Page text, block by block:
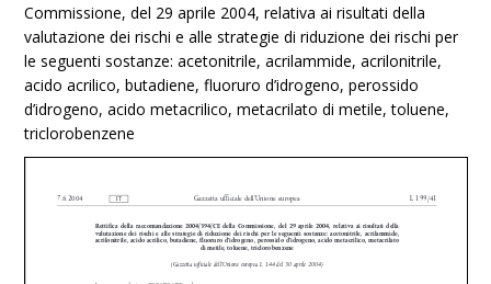
Commissione, del 29 aprile 2004, relativa ai risultati della
valutazione dei rischi e alle strategie di riduzione dei rischi per
le seguenti sostanze: acetonitrile, acrilammide, acrilonitrile,
acido acrilico, butadiene, fluoruro d’idrogeno, perossido
d’idrogeno, acido metacrilico, metacrilato di metile, toluene,
triclorobenzene